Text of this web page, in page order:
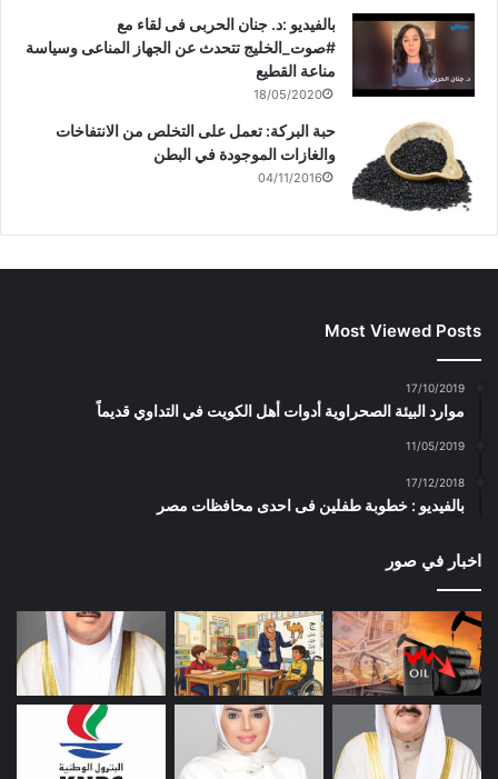
بالفيديو :د. جنان الحربى فى لقاء مع
#صوت_الخليج تتحدث عن الجهاز المناعى وسياسة
مناعة القطيع
18/05/2020
حبة البركة: تعمل على التخلص من الانتفاخات
والغازات الموجودة في البطن
04/11/2016
Most Viewed Posts
17/10/2019
موارد البيئة الصحراوية أدوات أهل الكويت في التداوي قديماً
11/05/2019
17/12/2018
بالفيديو : خطوبة طفلين فى احدى محافظات مصر
اخبار في صور